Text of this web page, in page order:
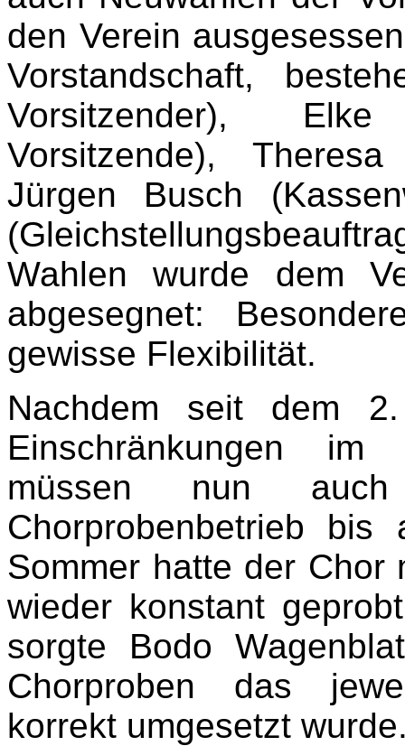
den Verein
Vorstandschaft,
Vorsitzender),
Vorsitzende),
Jürgen Busch
Wahlen wurde dem
abgesegnet:
gewisse Flexibilität.
Nachdem seit dem
Einschränkungen
müssen nun
Chorprobenbetrieb
Sommer hatte der Chor
wieder konstant
sorgte Bodo
Chorproben das
korrekt umgesetzt